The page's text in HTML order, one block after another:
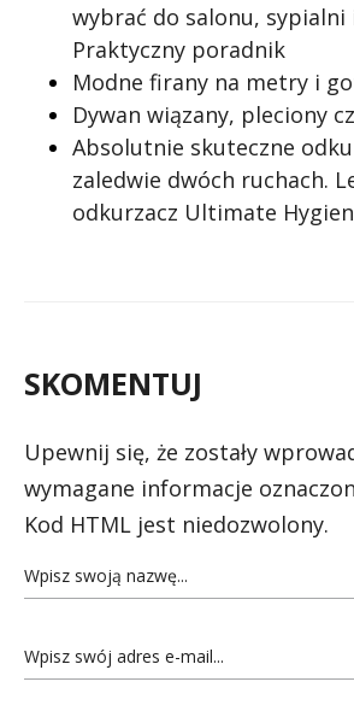
wybrać do salonu, sypialni
Praktyczny poradnik
Modne firany na metry i
Dywan wiązany, pleciony
Absolutnie skuteczne
zaledwie dwóch ruchach.
odkurzacz Ultimate
SKOMENTUJ
Upewnij się, że zostały
wymagane informacje
Kod HTML jest niedozwolony.